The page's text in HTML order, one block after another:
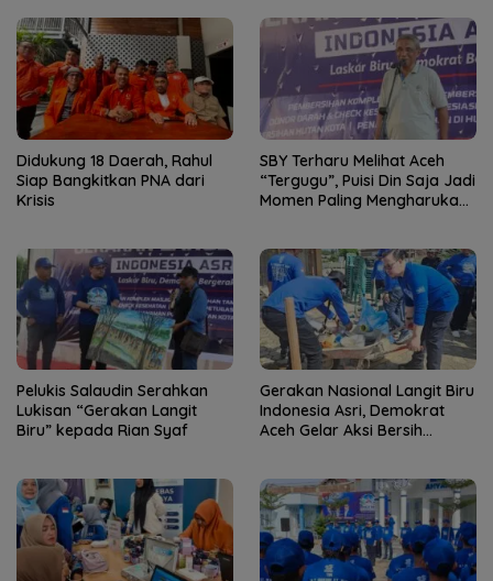
Didukung 18 Daerah, Rahul
Siap Bangkitkan PNA dari
Krisis
SBY Terharu Melihat Aceh
“Tergugu”, Puisi Din Saja Jadi
Momen Paling Mengharukan
Pelukis Salaudin Serahkan
Lukisan “Gerakan Langit
Biru” kepada Rian Syaf
Gerakan Nasional Langit Biru
Indonesia Asri, Demokrat
Aceh Gelar Aksi Bersih